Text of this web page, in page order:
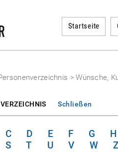
Startseite
> Wünsche,
Schließen
C D E F G H
S T U V W Z